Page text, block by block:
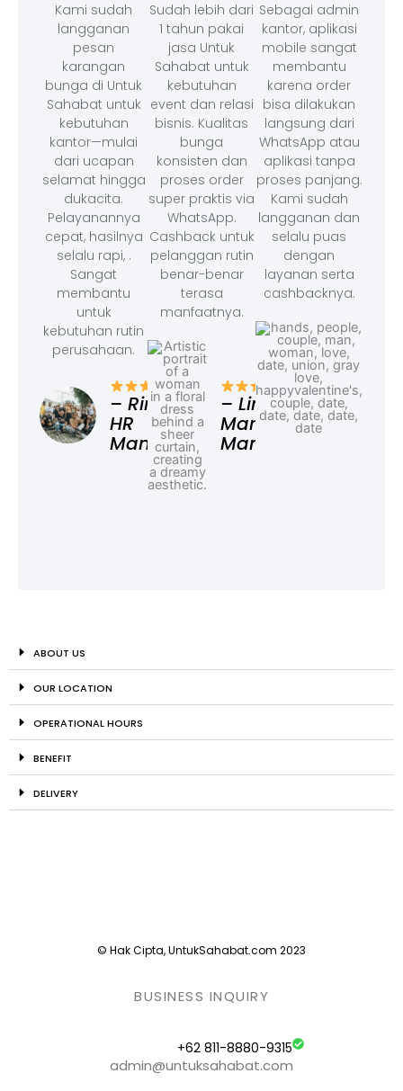
Kami sudah
langganan
pesan
karangan
bunga di Untuk
Sahabat untuk
kebutuhan
kantor—mulai
dari ucapan
selamat hingga
dukacita.
Pelayanannya
cepat, hasilnya
selalu rapi, .
Sangat
membantu
untuk
kebutuhan rutin
perusahaan.
– Rina,
HR
Manager
Sudah lebih dari
1 tahun pakai
jasa Untuk
Sahabat untuk
kebutuhan
event dan relasi
bisnis. Kualitas
bunga
konsisten dan
proses order
super praktis via
WhatsApp.
Cashback untuk
pelanggan rutin
benar-benar
terasa
manfaatnya.
– Linda,
Marketing
Manager
Sebagai admin
kantor, aplikasi
mobile sangat
membantu
karena order
bisa dilakukan
langsung dari
WhatsApp atau
aplikasi tanpa
proses panjang.
Kami sudah
langganan dan
selalu puas
dengan
layanan serta
cashbacknya.
ABOUT US
OUR LOCATION
OPERATIONAL HOURS
BENEFIT
DELIVERY
© Hak Cipta, UntukSahabat.com 2023
BUSINESS INQUIRY
+62 811-8880-9315
admin@untuksahabat.com